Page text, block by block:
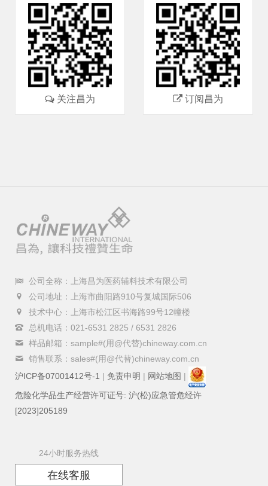
关注昌为 订阅昌为
公司全称：上海昌为医药辅料技术有限公司
公司地址：上海市曲阳路910号复城国际506
技术中心：上海市松江区书海路99号12幢楼
总机电话：021-6531 2825 / 6531 2826
样品邮箱：sample#(用@代替)chineway.com.cn
销售联系：sales#(用@代替)chineway.com.cn
沪ICP备07001412号-1 | 免责申明 | 网站地图 |
危险化学品生产经营许可证号: 沪(松)应急管危经许
[2023]205189
24小时服务热线
在线客服